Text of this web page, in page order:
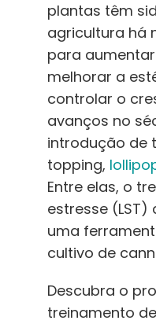
Português
Procurar
plantas têm
agricultura há
para
melhorar a
controlar o
avanços no
introdução de
topping,
Entre elas, o
estresse
uma
cultivo de
Descubra o
treinamento